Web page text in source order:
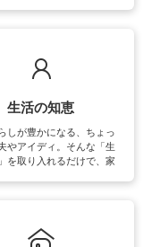
生活の知恵
しが豊かになる、ちょっ
やアイディ。そんな「生
を取り入れるだけで、家